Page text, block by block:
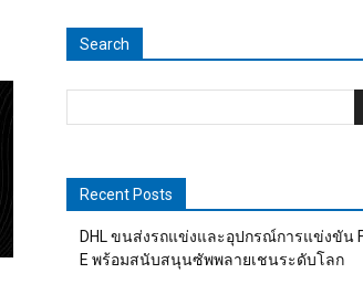
Search
Recent Posts
DHL ขนส่งรถแข่งและอุปกรณ์การแข่งขัน
E พร้อมสนับสนุนซัพพลายเชนระดับโลก